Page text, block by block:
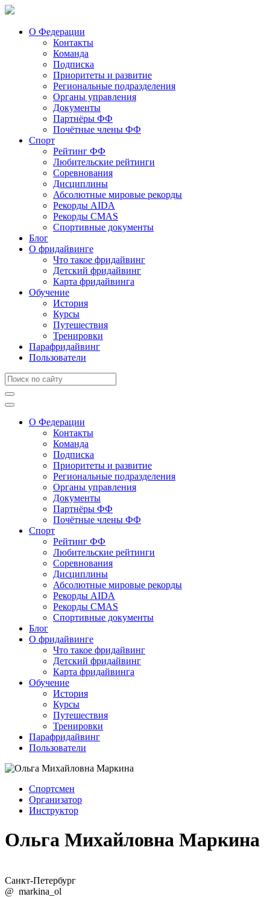
О Федерации
Контакты
Команда
Подписка
Приоритеты и развитие
Региональные подразделения
Органы управления
Документы
Партнёры ФФ
Почётные члены ФФ
Спорт
Рейтинг ФФ
Любительские рейтинги
Соревнования
Дисциплины
Абсолютные мировые рекорды
Рекорды AIDA
Рекорды CMAS
Спортивные документы
Блог
О фридайвинге
Что такое фридайвинг
Детский фридайвинг
Карта фридайвинга
Обучение
История
Курсы
Путешествия
Тренировки
Парафридайвинг
Пользователи
О Федерации
Контакты
Команда
Подписка
Приоритеты и развитие
Региональные подразделения
Органы управления
Документы
Партнёры ФФ
Почётные члены ФФ
Спорт
Рейтинг ФФ
Любительские рейтинги
Соревнования
Дисциплины
Абсолютные мировые рекорды
Рекорды AIDA
Рекорды CMAS
Спортивные документы
Блог
О фридайвинге
Что такое фридайвинг
Детский фридайвинг
Карта фридайвинга
Обучение
История
Курсы
Путешествия
Тренировки
Парафридайвинг
Пользователи
Спортсмен
Организатор
Инструктор
Ольга Михайловна Маркина
Санкт-Петербург
@ markina_ol